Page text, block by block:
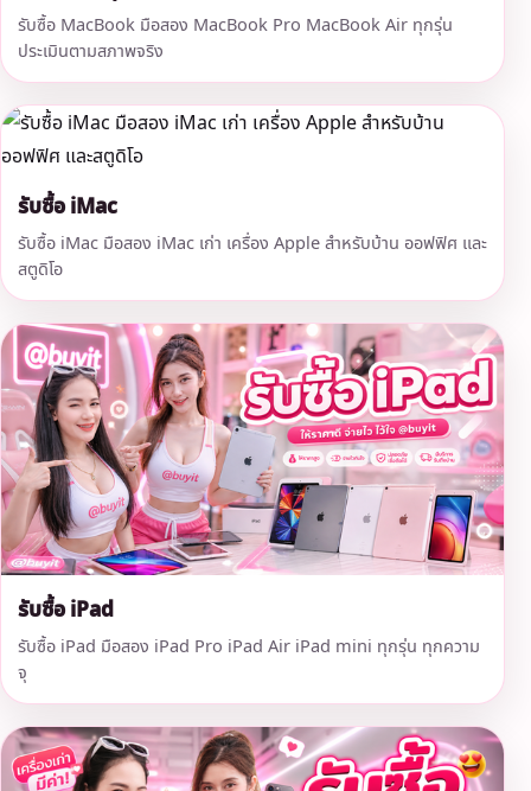
รับซื้อ MacBook มือสอง MacBook Pro MacBook Air ทุกรุ่น
ประเมินตามสภาพจริง
รับซื้อ iMac
รับซื้อ iMac มือสอง iMac เก่า เครื่อง Apple สำหรับบ้าน ออฟฟิศ และ
สตูดิโอ
รับซื้อ iPad
รับซื้อ iPad มือสอง iPad Pro iPad Air iPad mini ทุกรุ่น ทุกความ
จุ